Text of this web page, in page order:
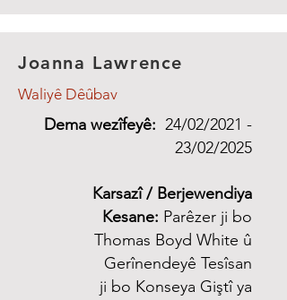
Joanna Lawrence
Waliyê Dêûbav
Dema wezîfeyê: 24/02/2021 -
23/02/2025
Karsazî / Berjewendiya
Kesane: Parêzer ji bo
Thomas Boyd White û
Gerînendeyê Tesîsan
ji bo Konseya Giştî ya